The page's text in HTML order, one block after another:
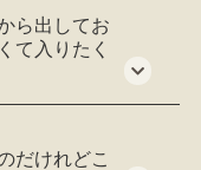
ら出してお
て入りたく
だけれどこ